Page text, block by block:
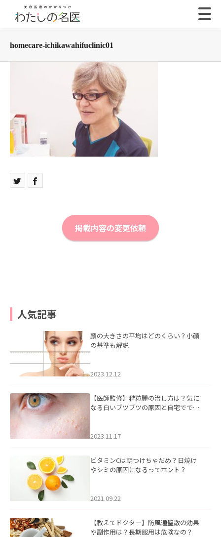
homecare-ichikawahifuclinic01
掲載内容の変更依頼
人気記事
顔の大きさの平均はどのくらい？小顔
の基準も解説
2023.12.12
【医師監修】稗粒腫の治し方は？気に
なる白いブツブツの原因と自宅ででき
2023.11.17
ビタミンCは朝つけちゃだめ？日焼け
やシミの原因になるってホント？
2021.09.22
【教えてドクター】防風通聖散の効果
や副作用は？長期服用は危険なの？